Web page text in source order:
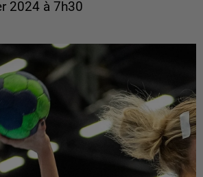
2024 à 7h30